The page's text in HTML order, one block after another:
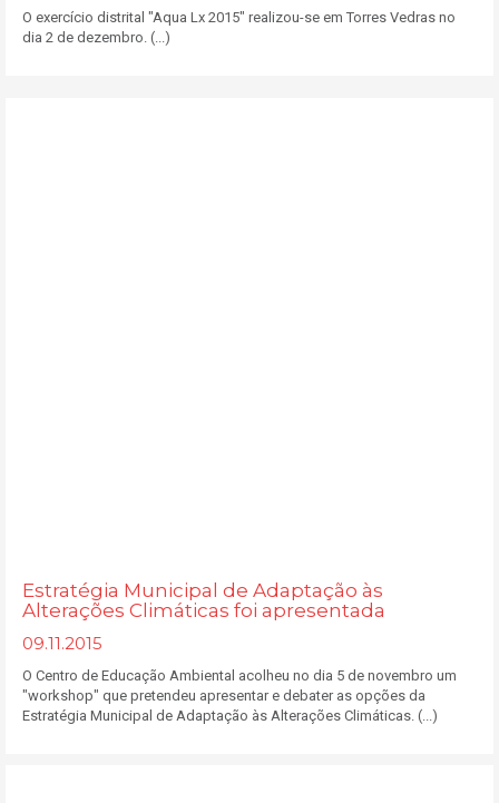
O exercício distrital "Aqua Lx 2015" realizou-se em Torres Vedras no
dia 2 de dezembro. (...)
Estratégia Municipal de Adaptação às
Alterações Climáticas foi apresentada
09.11.2015
O Centro de Educação Ambiental acolheu no dia 5 de novembro um
"workshop" que pretendeu apresentar e debater as opções da
Estratégia Municipal de Adaptação às Alterações Climáticas. (...)